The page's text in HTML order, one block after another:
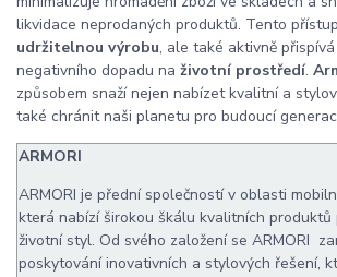
likvidace neprodaných produktů. Tento
udržitelnou výrobu, ale také aktivně
negativního dopadu na životní prostředí.
způsobem snaží nejen nabízet kvalitní a
také chránit naši planetu pro budoucí
ARMORI
ARMORI je přední společností v oblasti
která nabízí širokou škálu kvalitních produktů
životní styl. Od svého založení se ARMORI
poskytování inovativních a stylových řešení,